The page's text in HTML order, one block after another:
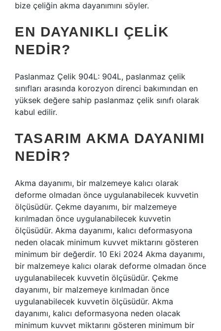
bize çeliğin akma dayanımını söyler.
EN DAYANIKLI ÇELIK
NEDIR?
Paslanmaz Çelik 904L: 904L, paslanmaz çelik
sınıfları arasında korozyon direnci bakımından en
yüksek değere sahip paslanmaz çelik sınıfı olarak
kabul edilir.
TASARIM AKMA DAYANIMI
NEDIR?
Akma dayanımı, bir malzemeye kalıcı olarak
deforme olmadan önce uygulanabilecek kuvvetin
ölçüsüdür. Çekme dayanımı, bir malzemeye
kırılmadan önce uygulanabilecek kuvvetin
ölçüsüdür. Akma dayanımı, kalıcı deformasyona
neden olacak minimum kuvvet miktarını gösteren
minimum bir değerdir. 10 Eki 2024 Akma dayanımı,
bir malzemeye kalıcı olarak deforme olmadan önce
uygulanabilecek kuvvetin ölçüsüdür. Çekme
dayanımı, bir malzemeye kırılmadan önce
uygulanabilecek kuvvetin ölçüsüdür. Akma
dayanımı, kalıcı deformasyona neden olacak
minimum kuvvet miktarını gösteren minimum bir